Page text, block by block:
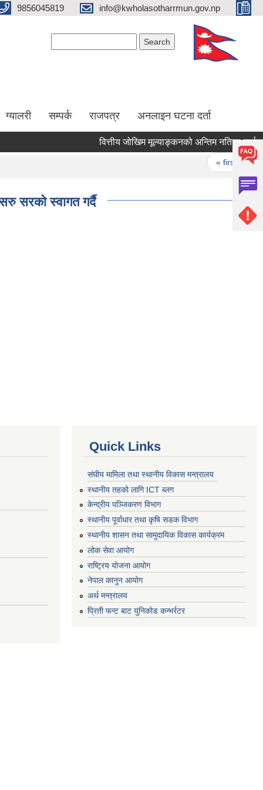
9856045819 info@kwholasotharrmun.gov.np
ग्यालरी सम्पर्क राजपत्र अनलाइन घटना दर्ता
वित्तीय जोखिम मूल्याङ्कनको अन्तिम नतिजा सार्वजनिक
« first ‹
सरको स्वागत गर्दै
Quick Links
संघीय मामिला तथा स्थानीय विकास मन्त्रालय
स्थानीय तहको लागि ICT ब्लग
केन्द्रीय पञ्जिकरण विभाग
स्थानीय पूर्वाधार तथा कृषि सडक विभाग
स्थानीय शासन तथा सामुदायिक विकास कार्यक्रम
लोक सेवा आयोग
राष्ट्रिय योजना आयोग
नेपाल कानुन आयोग
अर्थ मन्त्रालय
प्रिती फन्ट बाट युनिकोड कन्भर्रटर